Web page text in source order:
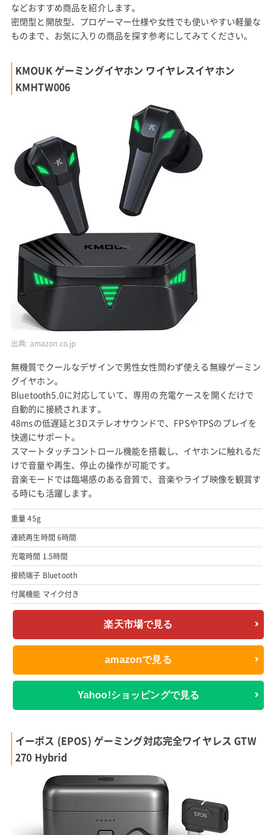
などおすすめ商品を紹介します。
密閉型と開放型、プロゲーマー仕様や女性でも使いやすい軽量な
ものまで、お気に入りの商品を探す参考にしてみてください。
KMOUK ゲーミングイヤホン ワイヤレスイヤホン
KMHTW006
出典: amazon.co.jp
無機質でクールなデザインで男性女性問わず使える無線ゲーミン
グイヤホン。
Bluetooth5.0に対応していて、専用の充電ケースを開くだけで
自動的に接続されます。
48msの低遅延と3Dステレオサウンドで、FPSやTPSのプレイを
快適にサポート。
スマートタッチコントロール機能を搭載し、イヤホンに触れるだ
けで音量や再生、停止の操作が可能です。
音楽モードでは臨場感のある音質で、音楽やライブ映像を観賞す
る時にも活躍します。
重量 45g
連続再生時間 6時間
充電時間 1.5時間
接続端子 Bluetooth
付属機能 マイク付き
楽天市場で見る
amazonで見る
Yahoo!ショッピングで見る
イーポス (EPOS) ゲーミング対応完全ワイヤレス GTW
270 Hybrid